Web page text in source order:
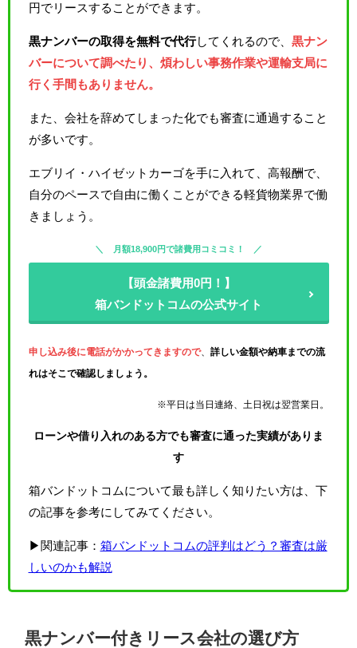
円でリースすることができます。
黒ナンバーの取得を無料で代行してくれるので、 黒ナン
バーについて調べたり、煩わしい事務作業や運輸支局に
行く手間もありません。
また、会社を辞めてしまった化でも審査に通過すること
が多いです。
エブリイ・ハイゼットカーゴを手に入れて、高報酬で、
自分のペースで自由に働くことができる軽貨物業界で働
きましょう。
月額18,900円で諸費用コミコミ！
【頭金諸費用0円！】
箱バンドットコムの公式サイト
申し込み後に電話がかかってきますので、 詳しい金額や納車までの流
れはそこで確認しましょう。
※平日は当日連絡、土日祝は翌営業日。
ローンや借り入れのある方でも審査に通った実績がありま
す
箱バンドットコムについて最も詳しく知りたい方は、下
の記事を参考にしてみてください。
▶関連記事： 箱バンドットコムの評判はどう？審査は厳
しいのかも解説
黒ナンバー付きリース会社の選び方